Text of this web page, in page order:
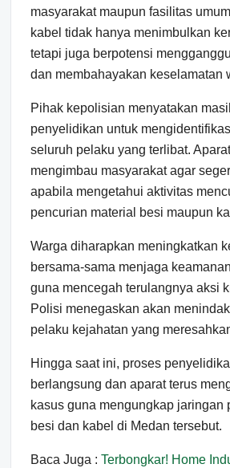
masyarakat maupun fasilitas
kabel tidak hanya menimbulkan
tetapi juga berpotensi
dan membahayakan keselamatan
Pihak kepolisian menyatakan
penyelidikan untuk
seluruh pelaku yang terlibat.
mengimbau masyarakat agar
apabila mengetahui aktivitas
pencurian material besi maupun
Warga diharapkan meningkatkan
bersama-sama menjaga
guna mencegah terulangnya aksi
Polisi menegaskan akan
pelaku kejahatan yang
Hingga saat ini, proses
berlangsung dan aparat terus
kasus guna mengungkap jaringan
besi dan kabel di Medan tersebut.
Baca Juga :Terbongkar! Home